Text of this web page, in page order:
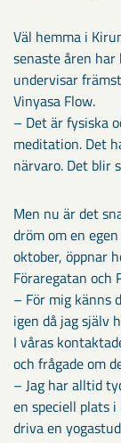
Väl hemma i
senaste åren
undervisar
Vinyasa Flow.
– Det är fysiska
meditation. Det
närvaro. Det blir
Men nu är det
dröm om en
oktober, öppnar
Föraregatan och
– För mig känns
igen då jag själv
I våras
och frågade om
– Jag har alltid
en speciell plats
driva en